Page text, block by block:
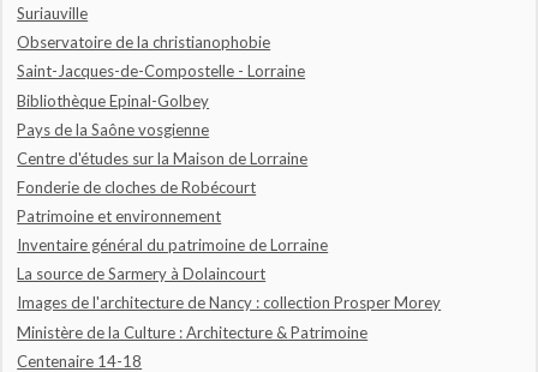
Suriauville
Observatoire de la christianophobie
Saint-Jacques-de-Compostelle - Lorraine
Bibliothèque Epinal-Golbey
Pays de la Saône vosgienne
Centre d'études sur la Maison de Lorraine
Fonderie de cloches de Robécourt
Patrimoine et environnement
Inventaire général du patrimoine de Lorraine
La source de Sarmery à Dolaincourt
Images de l'architecture de Nancy : collection Prosper Morey
Ministère de la Culture : Architecture & Patrimoine
Centenaire 14-18